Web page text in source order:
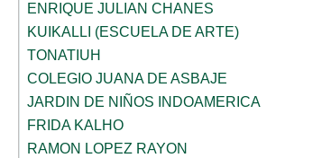
ENRIQUE JULIAN CHANES
KUIKALLI (ESCUELA DE ARTE)
TONATIUH
COLEGIO JUANA DE ASBAJE
JARDIN DE NIÑOS INDOAMERICA
FRIDA KALHO
RAMON LOPEZ RAYON